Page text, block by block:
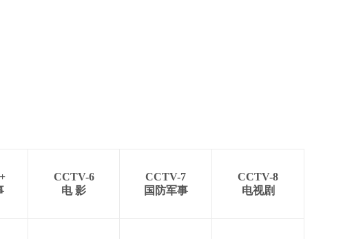
CCTV-6
电 影
CCTV-7
国防军事
CCTV-8
电视剧